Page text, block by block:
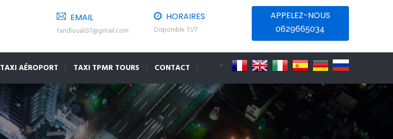
EMAIL
faridlouali37@gmail.com
HORAIRES
Disponible 7J/7
APPELEZ-NOUS
0629665034
TAXI AÉROPORT TAXI TPMR TOURS CONTACT